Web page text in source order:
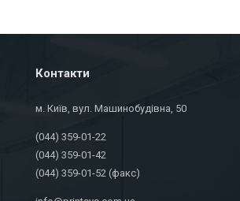
Контакти
м. Київ, вул. Машинобудівна, 50
(044) 359-01-22
(044) 359-01-42
(044) 359-01-52 (факс)